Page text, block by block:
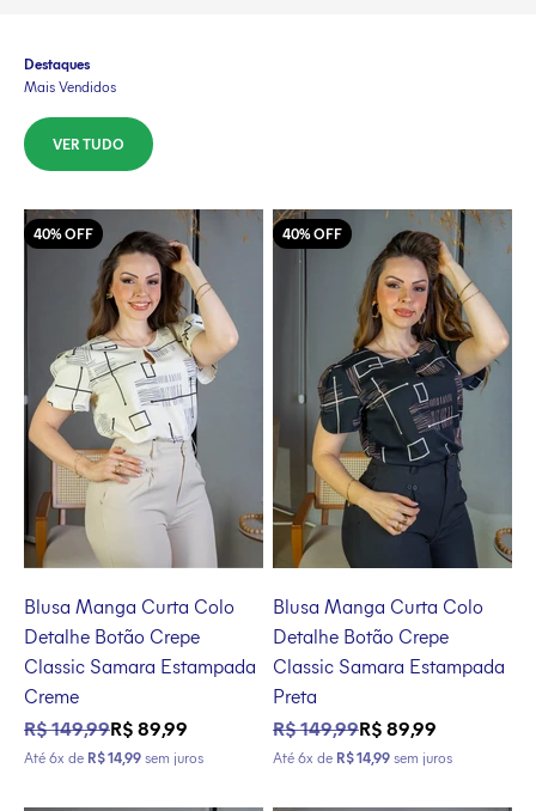
Destaques
Mais Vendidos
VER TUDO
40% OFF
Blusa Manga Curta Colo
Detalhe Botão Crepe
Classic Samara Estampada
Creme
Preço normal
R$ 149,99Preço promocional
R$ 89,99
Até 6x de R$ 14,99 sem juros
40% OFF
Blusa Manga Curta Colo
Detalhe Botão Crepe
Classic Samara Estampada
Preta
Preço normal
R$ 149,99Preço promocional
R$ 89,99
Até 6x de R$ 14,99 sem juros